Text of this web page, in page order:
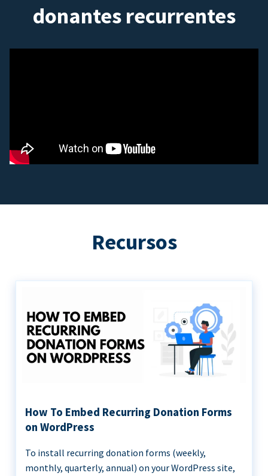
donantes recurrentes
Recursos
How To Embed Recurring Donation Forms
on WordPress
To install recurring donation forms (weekly,
monthly, quarterly, annual) on your WordPress site,